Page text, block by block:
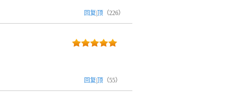
回复 顶 （226）
回复 顶 （55）